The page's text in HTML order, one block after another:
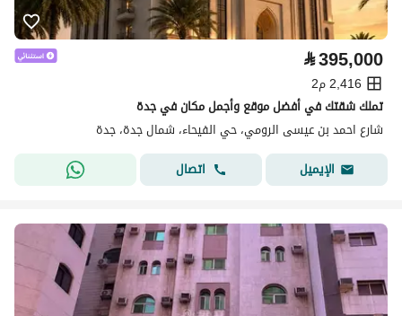
⃁395,000
2,416 م2
تملك شقتك في أفضل موقع وأجمل مكان في جدة
شارع احمد بن عيسى الرومي، حي الفيحاء، شمال جدة، جدة
الإيميل
اتصال